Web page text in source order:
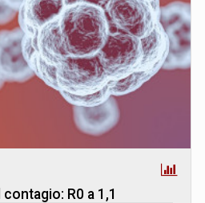
R0 a 1,1